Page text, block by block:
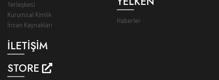
Yerleşkesi
Kurumsal Kimlik
İnsan Kaynakları
İLETİŞİM
STORE
Haberler